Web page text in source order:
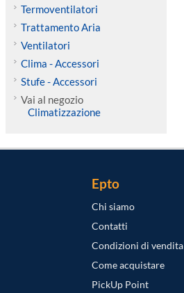
Termoventilatori
Trattamento Aria
Ventilatori
Clima - Accessori
Stufe - Accessori
Vai al negozio
Climatizzazione
Epto
Chi siamo
Contatti
Condizioni di vendita
Come acquistare
PickUp Point